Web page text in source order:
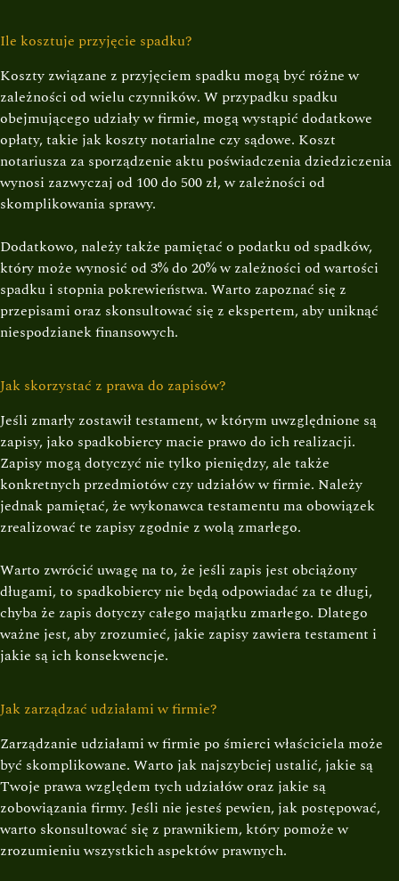
Ile kosztuje przyjęcie spadku?
Koszty związane z przyjęciem spadku mogą być różne w
zależności od wielu czynników. W przypadku spadku
obejmującego udziały w firmie, mogą wystąpić dodatkowe
opłaty, takie jak koszty notarialne czy sądowe. Koszt
notariusza za sporządzenie aktu poświadczenia dziedziczenia
wynosi zazwyczaj od 100 do 500 zł, w zależności od
skomplikowania sprawy.
Dodatkowo, należy także pamiętać o podatku od spadków,
który może wynosić od 3% do 20% w zależności od wartości
spadku i stopnia pokrewieństwa. Warto zapoznać się z
przepisami oraz skonsultować się z ekspertem, aby uniknąć
niespodzianek finansowych.
Jak skorzystać z prawa do zapisów?
Jeśli zmarły zostawił testament, w którym uwzględnione są
zapisy, jako spadkobiercy macie prawo do ich realizacji.
Zapisy mogą dotyczyć nie tylko pieniędzy, ale także
konkretnych przedmiotów czy udziałów w firmie. Należy
jednak pamiętać, że wykonawca testamentu ma obowiązek
zrealizować te zapisy zgodnie z wolą zmarłego.
Warto zwrócić uwagę na to, że jeśli zapis jest obciążony
długami, to spadkobiercy nie będą odpowiadać za te długi,
chyba że zapis dotyczy całego majątku zmarłego. Dlatego
ważne jest, aby zrozumieć, jakie zapisy zawiera testament i
jakie są ich konsekwencje.
Jak zarządzać udziałami w firmie?
Zarządzanie udziałami w firmie po śmierci właściciela może
być skomplikowane. Warto jak najszybciej ustalić, jakie są
Twoje prawa względem tych udziałów oraz jakie są
zobowiązania firmy. Jeśli nie jesteś pewien, jak postępować,
warto skonsultować się z prawnikiem, który pomoże w
zrozumieniu wszystkich aspektów prawnych.